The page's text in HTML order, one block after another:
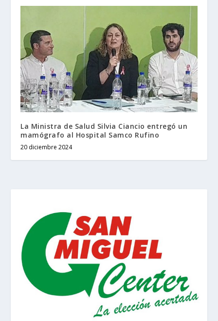
La Ministra de Salud Silvia Ciancio entregó un
mamógrafo al Hospital Samco Rufino
20 diciembre 2024